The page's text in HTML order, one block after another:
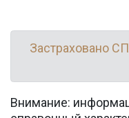
Застраховано
Внимание: